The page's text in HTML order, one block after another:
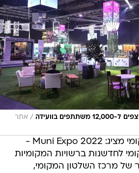
בוועידה / אתר
מרכז השלטון המקומי מציג: Muni Expo 2022 -
לחדשנות ברשויות המקומיות
של מרכז השלטון המקומי,